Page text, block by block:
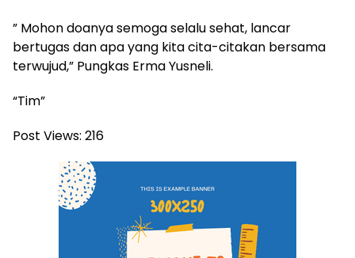
” Mohon doanya semoga selalu sehat, lancar
bertugas dan apa yang kita cita-citakan bersama
terwujud,” Pungkas Erma Yusneli.
“Tim”
Post Views: 216